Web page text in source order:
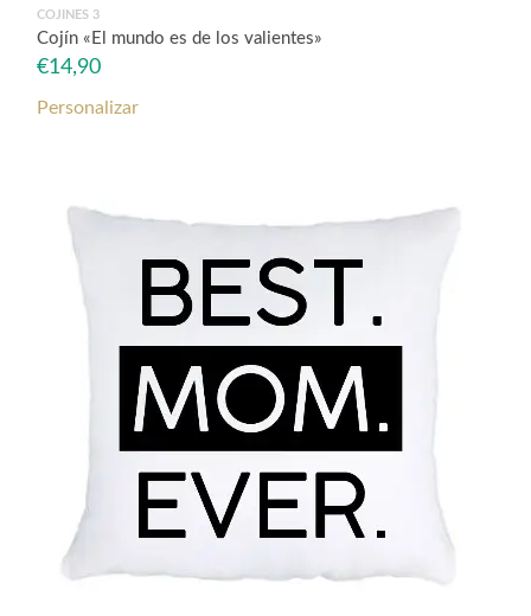
COJINES 3
Cojín «El mundo es de los valientes»
€14,90
Personalizar